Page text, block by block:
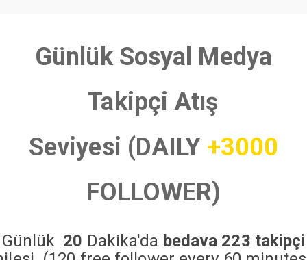
Günlük Sosyal Medya
Takipçi Atış
Seviyesi (DAILY +3000
FOLLOWER)
Günlük 20 Dakika'da bedava 223 takipçi